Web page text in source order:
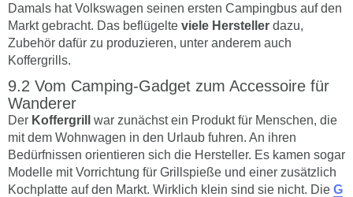
Damals hat Volkswagen seinen ersten Campingbus auf den
Markt gebracht. Das beflügelte viele Hersteller dazu,
Zubehör dafür zu produzieren, unter anderem auch
Koffergrills.
Vom Camping-Gadget zum Accessoire für
Wanderer
Der Koffergrill
war zunächst ein Produkt für Menschen, die
mit dem Wohnwagen in den Urlaub fuhren. An ihren
Bedürfnissen orientieren sich die Hersteller. Es kamen sogar
Modelle mit Vorrichtung für Grillspieße und einer zusätzlich
Kochplatte auf den Markt. Wirklich klein sind sie nicht. Die G